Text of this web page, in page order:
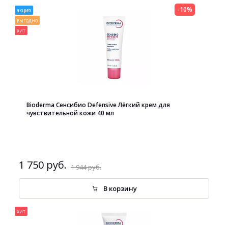
акция
выгодно
хит
Bioderma Сенсибио Defensive Лёгкий крем для
чувствительной кожи 40 мл
1 750 руб. 1 944 руб.
-10%
В корзину
хит